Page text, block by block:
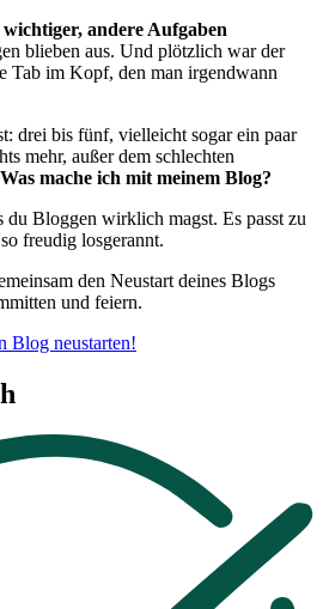
andere Aufgaben
blieben aus. Und plötzlich war der
Tab im Kopf, den man irgendwann
drei bis fünf, vielleicht sogar ein paar
mehr, außer dem schlechten
Was mache ich mit meinem Blog?
du Bloggen wirklich magst. Es passt zu
freudig losgerannt.
den Neustart deines Blogs
und feiern.
Blog neustarten!